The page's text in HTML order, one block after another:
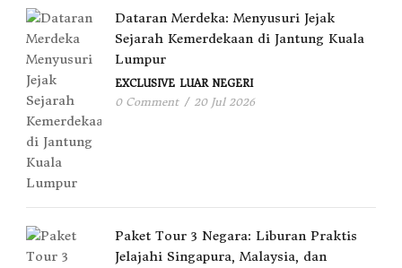
Dataran Merdeka: Menyusuri Jejak
Sejarah Kemerdekaan di Jantung Kuala
Lumpur
EXCLUSIVE LUAR NEGERI
0 Comment / 20 Jul 2026
Paket Tour 3 Negara: Liburan Praktis
Jelajahi Singapura, Malaysia, dan